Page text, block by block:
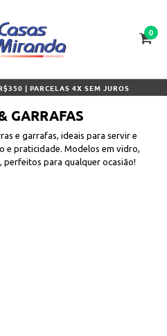
0
| PARCELAS 4X SEM JUROS
GARRAFAS
e garrafas, ideais para servir e
e praticidade. Modelos em vidro,
perfeitos para qualquer ocasião!